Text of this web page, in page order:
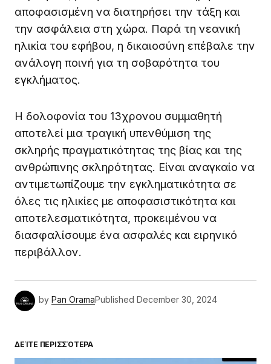
αποφασισμένη να διατηρήσει την τάξη και
την ασφάλεια στη χώρα. Παρά τη νεανική
ηλικία του εφήβου, η δικαιοσύνη επέβαλε την
ανάλογη ποινή για τη σοβαρότητα του
εγκλήματος.
Η δολοφονία του 13χρονου συμμαθητή
αποτελεί μια τραγική υπενθύμιση της
σκληρής πραγματικότητας της βίας και της
ανθρώπινης σκληρότητας. Είναι αναγκαίο να
αντιμετωπίζουμε την εγκληματικότητα σε
όλες τις ηλικίες με αποφασιστικότητα και
αποτελεσματικότητα, προκειμένου να
διασφαλίσουμε ένα ασφαλές και ειρηνικό
περιβάλλον.
by Pan OramaPublished December 30, 2024
ΔΕΊΤΕ ΠΕΡΙΣΣΌΤΕΡΑ